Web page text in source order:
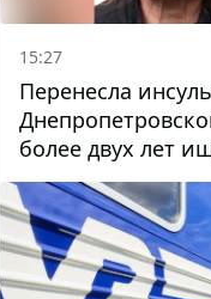
15:27
Перенесла
более двух лет
пропавшую